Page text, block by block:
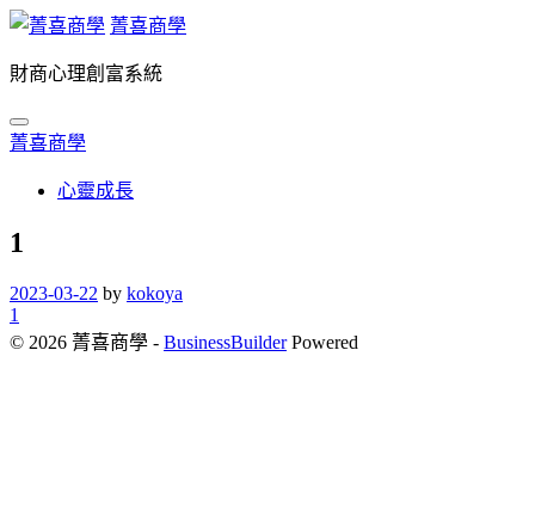
Skip
content
菁喜商學
財商心理創富系統
菁喜商學
心靈成長
1
2023-03-22 by kokoya
文
1
© 2026 菁喜商學 - BusinessBuilderPowered